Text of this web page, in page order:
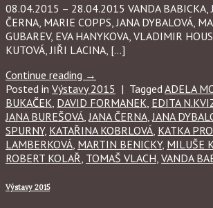
08.04.2015 – 28.04.2015 VANDA BABICKA,
ČERNA, MARIE COPPS, JANA DYBALOVÁ,
GUBAREV, EVA HANYKOVA, VLADIMIR
KUTOVÁ, JIŘI LACINA, […]
Continue reading →
Posted in Výstavy 2015 | Tagged ADELA
BUKAČEK DAVID FORMANEK EDITA
JANA BUREŠOVÁ JANA ČERNA JANA
SPURNY, KATAŘINA KOBRLOVÁ KATKA
LAMBERKOVÁ MARTIN BENICKY, MILUŠE
ROBERT KOLAŘ TOMAŠ VLACH VANDA
Výstavy 2015